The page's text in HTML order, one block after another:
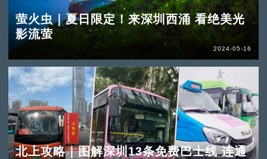
萤火虫｜夏日限定！来深圳西涌 看绝美光
影流萤
2024-05-16
北上攻略｜图解深圳13条免费巴士线 连通